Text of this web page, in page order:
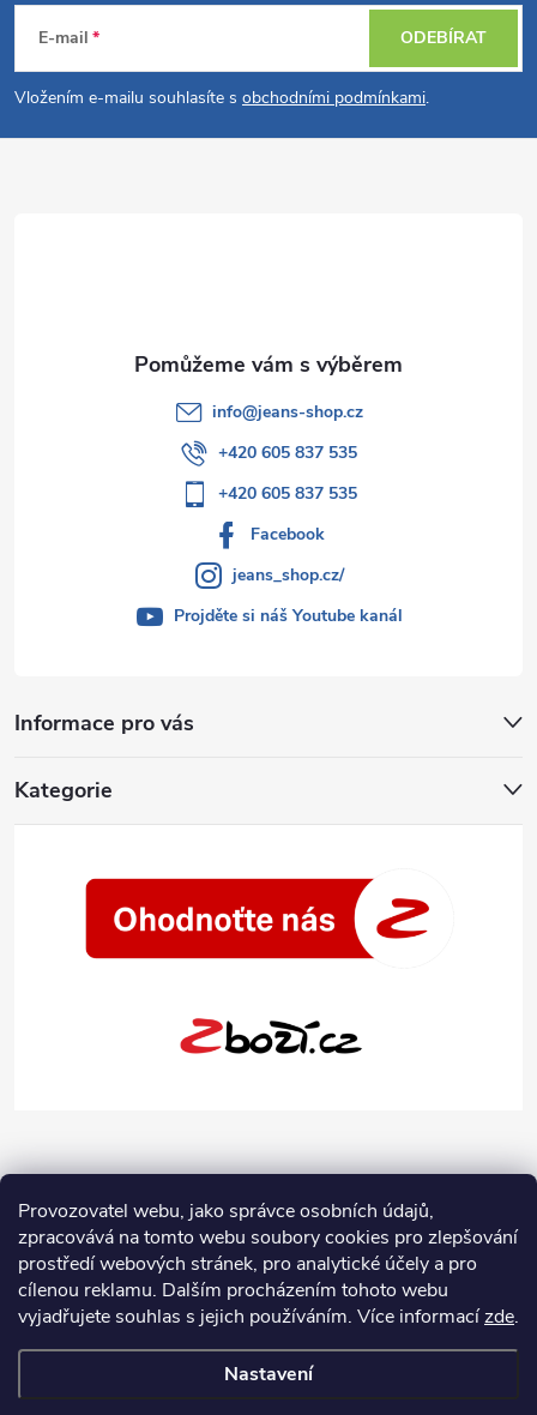
Provozovatel webu, jako správce osobních údajů,
zpracovává na tomto webu soubory cookies pro zlepšování
prostředí webových stránek, pro analytické účely a pro
cílenou reklamu. Dalším procházením tohoto webu
vyjadřujete souhlas s jejich používáním. Více informacízde.
Nastavení
p
a
E-mail
Vložením e-mailu souhlasíte s obchodními podmínkami.
ODEBÍRAT
Informace pro vás
Kategorie
info@jeans-shop.cz
+420 605 837 535
+420 605 837 535
Facebook
jeans_shop.cz/
Projděte si náš Youtube kanál